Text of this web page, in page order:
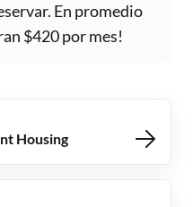
En promedio
$420 por mes!
Housing